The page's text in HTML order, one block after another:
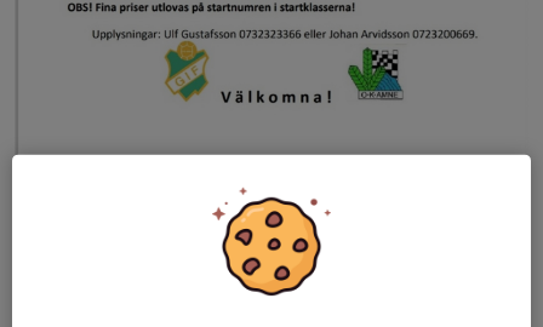
Ännu en sommar, ännu en Sörörunda!
Kom och löp antingen 5, 10 eller 15 km. Eller varför inte samla
kompisgänget och ta en promenad?